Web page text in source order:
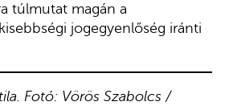
túlmutat magán a
jogegyenlőség iránti
Fotó: Vörös Szabolcs /